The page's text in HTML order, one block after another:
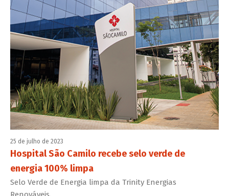
25 de julho de 2023
Hospital São Camilo recebe selo verde de
energia 100% limpa
Selo Verde de Energia limpa da Trinity Energias